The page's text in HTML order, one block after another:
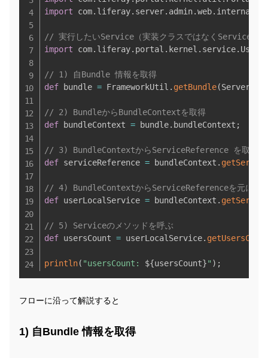
import com. liferay. server. admin.web. internal
// 実行したいService（実装クラスではなくServiceで指
import com. liferay. portal . kernel . service.
// 1) 自Bundle 情報を取得
def bundle = FrameworkUtil . getBundle(
// 2) BundleからBundleContextを取得
def bundleContext = bundle. bundleContext ;
// 3) BundleContextからServiceReference を取得
def serviceReference = bundleContext .
// 4) BundleContextからServiceReferenceを元に
def userLocalService = bundleContext .
// 5) Serviceのメソッドを呼ぶ
def usersCount = userLocalService.
println( "usersCount: ${usersCount}" ) ;
フローに沿って解説すると
1) 自Bundle 情報を取得